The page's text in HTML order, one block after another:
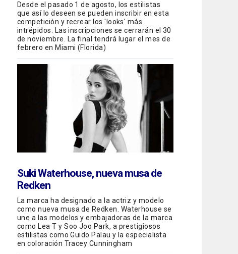
Desde el pasado 1 de agosto, los estilistas
que así lo deseen se pueden inscribir en esta
competición y recrear los 'looks' más
intrépidos. Las inscripciones se cerrarán el 30
de noviembre. La final tendrá lugar el mes de
febrero en Miami (Florida)
Suki Waterhouse, nueva musa de
Redken
La marca ha designado a la actriz y modelo
como nueva musa de Redken. Waterhouse se
une a las modelos y embajadoras de la marca
como Lea T y Soo Joo Park, a prestigiosos
estilistas como Guido Palau y la especialista
en coloración Tracey Cunningham